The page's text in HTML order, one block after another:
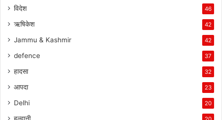
विदेश 46
ऋषिकेश 42
Jammu & Kashmir 42
defence 37
हादसा 32
आपदा 23
Delhi 20
हल्द्वानी